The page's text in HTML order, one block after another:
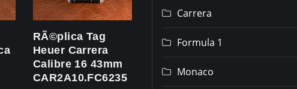
RÃ©plica Tag
Heuer Carrera
Calibre 16 43mm
CAR2A10.FC6235
Carrera
Formula 1
Monaco